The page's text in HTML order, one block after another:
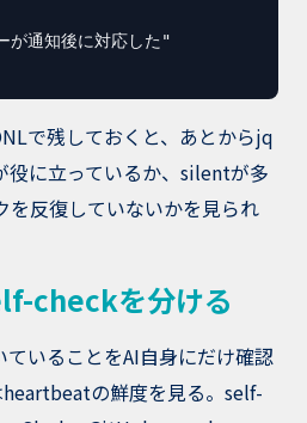
通知後に対応した"
で残しておくと、あとからjq
役に立っているか、silentが多
を反復していないかを見られ
checkを分ける
ていることをAI自身にだけ確認
の鮮度を見る。self-